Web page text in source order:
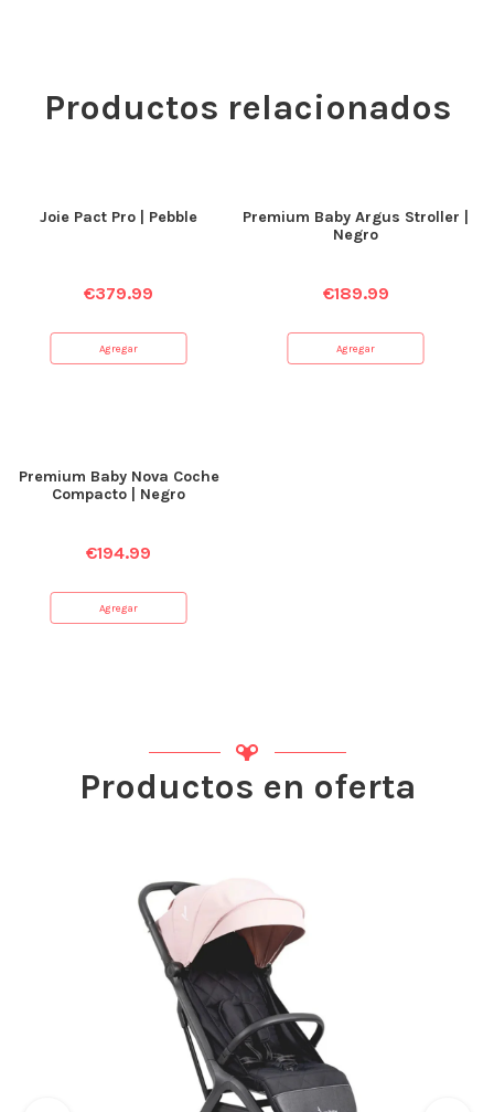
Productos relacionados
Joie Pact Pro | Pebble
€379.99
Agregar
Premium Baby Argus Stroller |
Negro
€189.99
Agregar
Premium Baby Nova Coche
Compacto | Negro
€194.99
Agregar
Productos en oferta